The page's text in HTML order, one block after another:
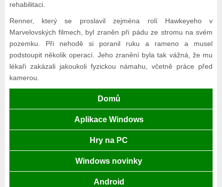
rehabilitaci.
Renner, který se proslavil zejména rolí Hawkeyeho v
Marvelovských filmech, byl zraněn při pádu ze stromu na svém
pozemku. Při nehodě si poranil ruku a rameno a musel
podstoupit několik operací. Jeho zranění byla tak vážná, že mu
lékaři zakázali jakoukoli fyzickou námahu, včetně práce před
kamerou.
Domů
Aplikace Windows
Hry na PC
Windows novinky
Android